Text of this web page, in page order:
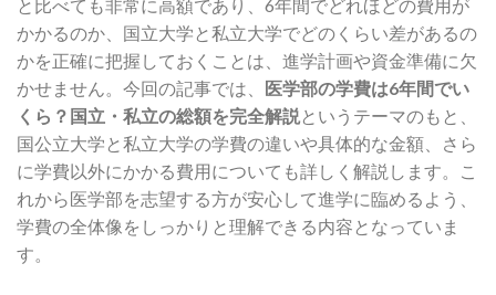
と比べても非常に高額であり、6年間でどれほどの費用が
かかるのか、国立大学と私立大学でどのくらい差があるの
かを正確に把握しておくことは、進学計画や資金準備に欠
かせません。今回の記事では、 医学部の学費は6年間でい
くら？国立・私立の総額を完全解説 というテーマのもと、
国公立大学と私立大学の学費の違いや具体的な金額、さら
に学費以外にかかる費用についても詳しく解説します。こ
れから医学部を志望する方が安心して進学に臨めるよう、
学費の全体像をしっかりと理解できる内容となっていま
す。